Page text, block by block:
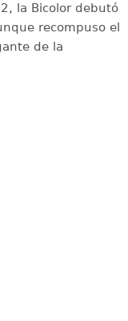
la Bicolor debutó
recompuso el
de la